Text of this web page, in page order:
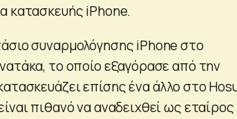
κατασκευής iPhone.
συναρμολόγησης iPhone στο
το οποίο εξαγόρασε από την
επίσης ένα άλλο στο
πιθανό να αναδειχθεί ως